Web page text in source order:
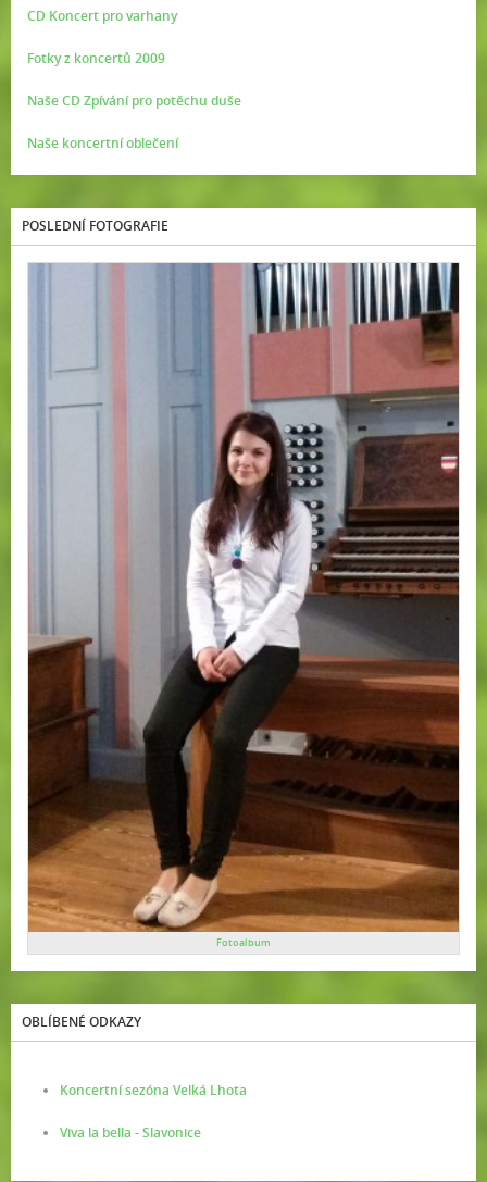
CD Koncert pro varhany
Fotky z koncertů 2009
Naše CD Zpívání pro potěchu duše
Naše koncertní oblečení
POSLEDNÍ FOTOGRAFIE
Fotoalbum
OBLÍBENÉ ODKAZY
Koncertní sezóna Velká Lhota
Viva la bella - Slavonice